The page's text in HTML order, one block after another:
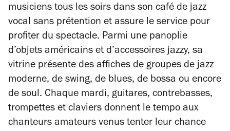
musiciens tous les soirs dans son café de jazz
vocal sans prétention et assure le service pour
profiter du spectacle. Parmi une panoplie
d’objets américains et d’accessoires jazzy, sa
vitrine présente des affiches de groupes de jazz
moderne, de swing, de blues, de bossa ou encore
de soul. Chaque mardi, guitares, contrebasses,
trompettes et claviers donnent le tempo aux
chanteurs amateurs venus tenter leur chance